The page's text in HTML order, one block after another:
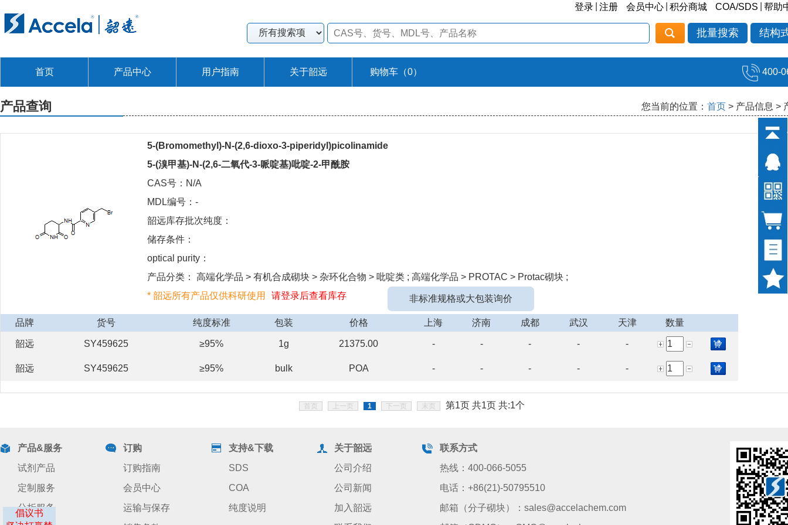
登录 注册 会员中心 积分商城 COA/SDS 帮助
批量搜索 结构
首页 产品中心 用户指南 关于韶远 购物车（0） 400-
倡议书
产品查询 您当前的位置： 首页 > 产品信息 >
5-(Bromomethyl)-N-(2,6-dioxo-3-piperidyl)picolinamide
5-(溴甲基)-N-(2,6-二氧代-3-哌啶基)吡啶-2-甲酰胺
CAS号：N/A
MDL编号：-
韶远库存批次纯度：
储存条件：
optical purity：
产品分类： 高端化学品 > 有机合成砌块 > 杂环化合物 > 吡啶类 ; 高端化学品 > PROTAC > Protac砌块 ;
* 韶远所有产品仅供科研使用
请登录后查看库存 非标准规格或大包装询价
品牌 货号 纯度标准 包装 价格 上海 济南 成都 武汉 天津 数量
韶远 SY459625 ≥95% 1g 21375.00 - - - - -
韶远 SY459625 ≥95% bulk POA - - - - -
首页 上一页 1 下一页 末页 第1页 共1页 共:1个
产品&服务
试剂产品
定制服务
分析服务
订购
订购指南
会员中心
运输与保存
支持&下载
SDS
COA
纯度说明
关于韶远
公司介绍
公司新闻
加入韶远
联系方式
热线：400-066-5055
电话：+86(21)-50795510
邮箱（分子砌块）：sales@accelachem.com